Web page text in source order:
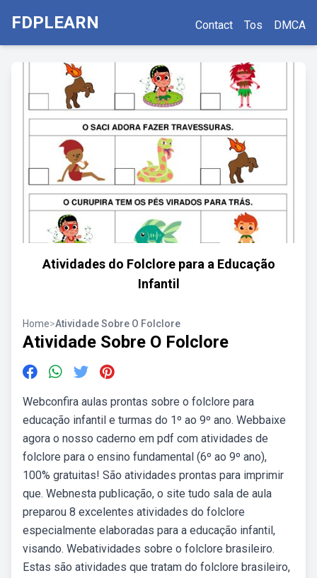
FDPLEARN Contact Tos DMCA
Atividades do Folclore para a Educação
Infantil
Home>Atividade Sobre O Folclore
Atividade Sobre O Folclore
Webconfira aulas prontas sobre o folclore para
educação infantil e turmas do 1º ao 9º ano. Webbaixe
agora o nosso caderno em pdf com atividades de
folclore para o ensino fundamental (6º ao 9º ano),
100% gratuitas! São atividades prontas para imprimir
que. Webnesta publicação, o site tudo sala de aula
preparou 8 excelentes atividades do folclore
especialmente elaboradas para a educação infantil,
visando. Webatividades sobre o folclore brasileiro.
Estas são atividades que tratam do folclore brasileiro,